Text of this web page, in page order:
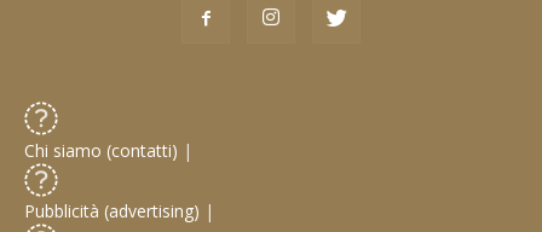
Chi siamo (contatti) |
Pubblicità (advertising) |